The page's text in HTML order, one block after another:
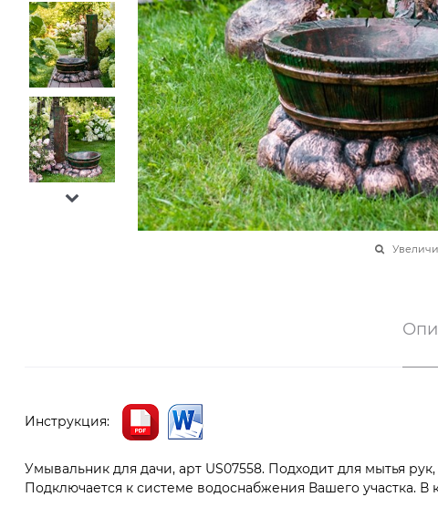
Инструкция:
Умывальник для дачи, арт US07558. Подходит для мытья
Подключается к системе водоснабжения Вашего участка.